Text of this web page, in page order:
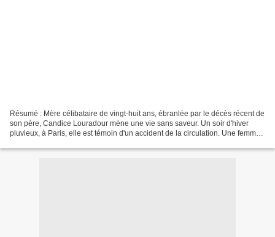
Résumé : Mère célibataire de vingt-huit ans, ébranlée par le décès récent de
son père, Candice Louradour mène une vie sans saveur. Un soir d'hiver
pluvieux, à Paris, elle est témoin d'un accident de la circulation. Une femme